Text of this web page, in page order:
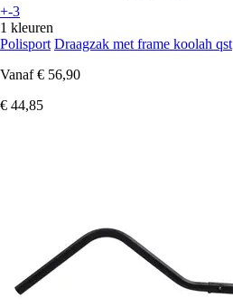
+-3
1 kleuren
Polisport Draagzak met frame koolah qst
Vanaf € 56,90
€ 44,85